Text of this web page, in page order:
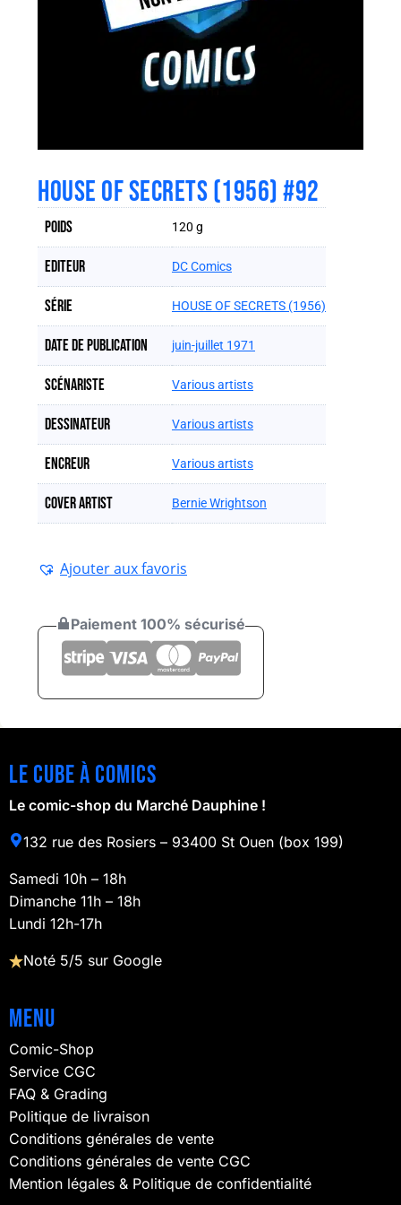
HOUSE OF SECRETS (1956) #92
Poids 120 g
Editeur DC Comics
Série HOUSE OF SECRETS (1956)
Date de publication juin-juillet 1971
Scénariste Various artists
Dessinateur Various artists
Encreur Various artists
Cover artist Bernie Wrightson
Ajouter aux favoris
Paiement 100% sécurisé
Le cube à comics
Le comic-shop du Marché Dauphine !
132 rue des Rosiers – 93400 St Ouen (box 199)
Samedi 10h – 18h
Dimanche 11h – 18h
Lundi 12h-17h
Noté 5/5 sur Google
Menu
Comic-Shop
Service CGC
FAQ & Grading
Politique de livraison
Conditions générales de vente
Conditions générales de vente CGC
Mention légales & Politique de confidentialité